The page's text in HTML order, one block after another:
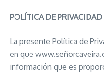
POLÍTICA DE PRIVACIDAD
La presente Política de
en que
información que es